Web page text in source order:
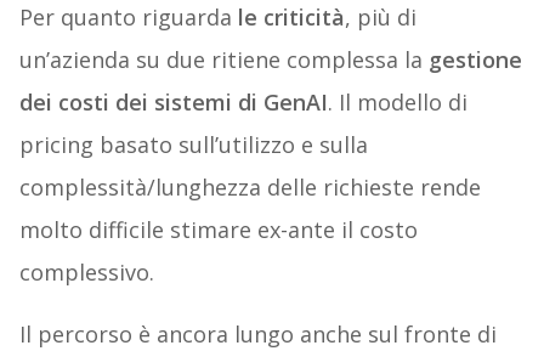
Per quanto riguarda le criticità, più di
un’azienda su due ritiene complessa la gestione
dei costi dei sistemi di GenAI. Il modello di
pricing basato sull’utilizzo e sulla
complessità/lunghezza delle richieste rende
molto difficile stimare ex-ante il costo
complessivo.
Il percorso è ancora lungo anche sul fronte di